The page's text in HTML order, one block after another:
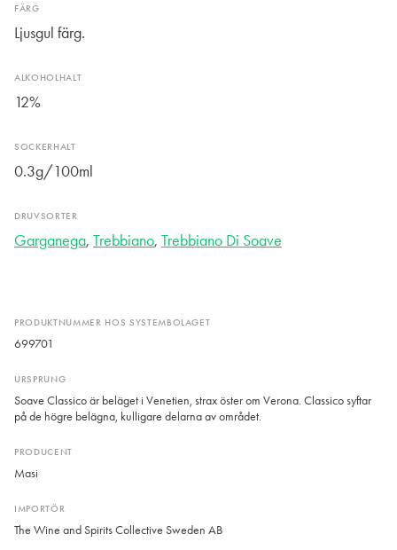
PRODUKTNUMMER HOS SYSTEMBOLAGET
699701
URSPRUNG
Soave Classico är beläget i Venetien, strax öster om Verona. Classico syftar
på de högre belägna, kulligare delarna av området.
PRODUCENT
Masi
IMPORTÖR
The Wine and Spirits Collective Sweden AB
FÄRG
Ljusgul färg.
ALKOHOLHALT
12%
SOCKERHALT
0.3g/100ml
DRUVSORTER
Garganega, Trebbiano, Trebbiano Di Soave